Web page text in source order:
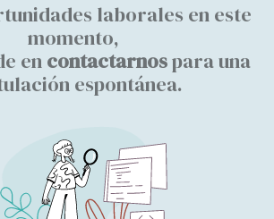
laborales en este
momento,
en contactarnospara una
espontánea.